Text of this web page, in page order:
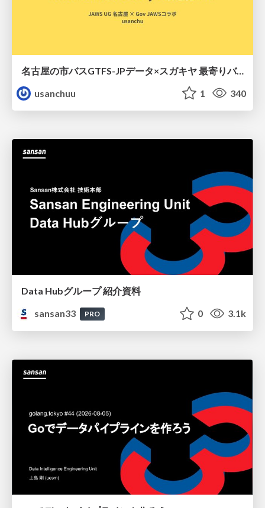
名古屋の市バスGTFS-JPデータ×スガキヤ 最寄りバス停検索をAmazon ElastiCache Serverless for Valkeyで最適化する
usanchuu
1 340
Data Hubグループ 紹介資料
sansan33
PRO 0 3.1k